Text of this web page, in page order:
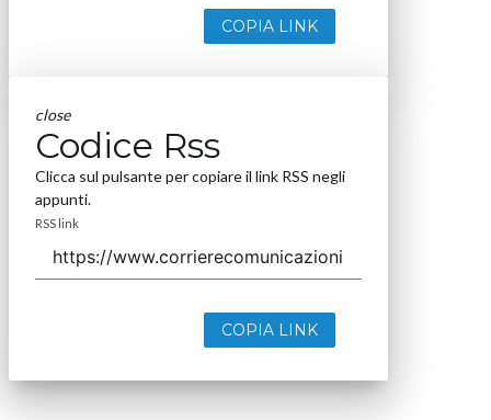
COPIA LINK
close
Codice Rss
Clicca sul pulsante per copiare il link RSS negli
appunti.
RSS link
COPIA LINK